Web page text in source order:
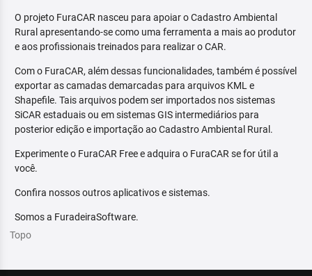
O projeto FuraCAR nasceu para apoiar o Cadastro Ambiental
Rural apresentando-se como uma ferramenta a mais ao produtor
e aos profissionais treinados para realizar o CAR.
Com o FuraCAR, além dessas funcionalidades, também é possível
exportar as camadas demarcadas para arquivos KML e
Shapefile. Tais arquivos podem ser importados nos sistemas
SiCAR estaduais ou em sistemas GIS intermediários para
posterior edição e importação ao Cadastro Ambiental Rural.
Experimente o FuraCAR Free e adquira o FuraCAR se for útil a
você.
Confira nossos outros aplicativos e sistemas.
Somos a FuradeiraSoftware.
Topo